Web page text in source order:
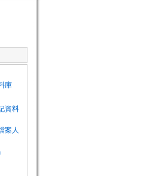
庫
資料
案人